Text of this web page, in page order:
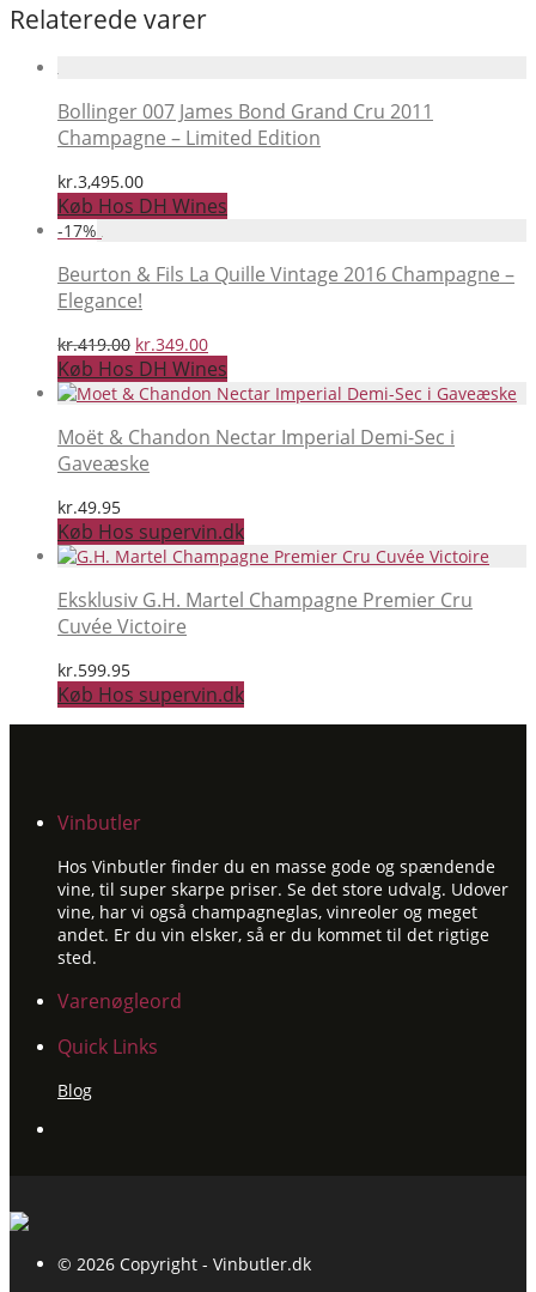
Relaterede varer
Bollinger 007 James Bond Grand Cru 2011
Champagne – Limited Edition
kr.3,495.00
Køb Hos DH Wines
-17%
Beurton & Fils La Quille Vintage 2016 Champagne –
Elegance!
kr.419.00 Den
oprindelige
pris
kr.419.00.
kr.349.00Den
aktuelle
pris
kr.349.00.
Køb Hos DH Wines
Moët & Chandon Nectar Imperial Demi-Sec i
Gaveæske
kr.49.95
Køb Hos supervin.dk
Eksklusiv G.H. Martel Champagne Premier Cru
Cuvée Victoire
kr.599.95
Køb Hos supervin.dk
Vinbutler
Hos Vinbutler finder du en masse gode og spændende
vine, til super skarpe priser. Se det store udvalg. Udover
vine, har vi også champagneglas, vinreoler og meget
andet. Er du vin elsker, så er du kommet til det rigtige
sted.
Varenøgleord
Quick Links
Blog
© 2026 Copyright - Vinbutler.dk